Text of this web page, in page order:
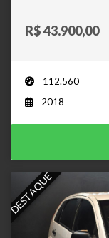
R$ 43.900,00
112.560
2018
DESTAQUE